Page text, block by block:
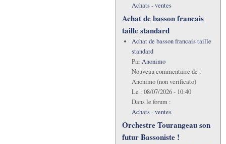
Achats - ventes
Achat de basson francais
taille standard
Achat de basson francais taille
standard
ParAnonimo
Nouveau commentaire de :
Anonimo (non verificato)
Le : 08/07/2026 - 10:40
Dans le forum :
Achats - ventes
Orchestre Tourangeau son
futur Bassoniste !